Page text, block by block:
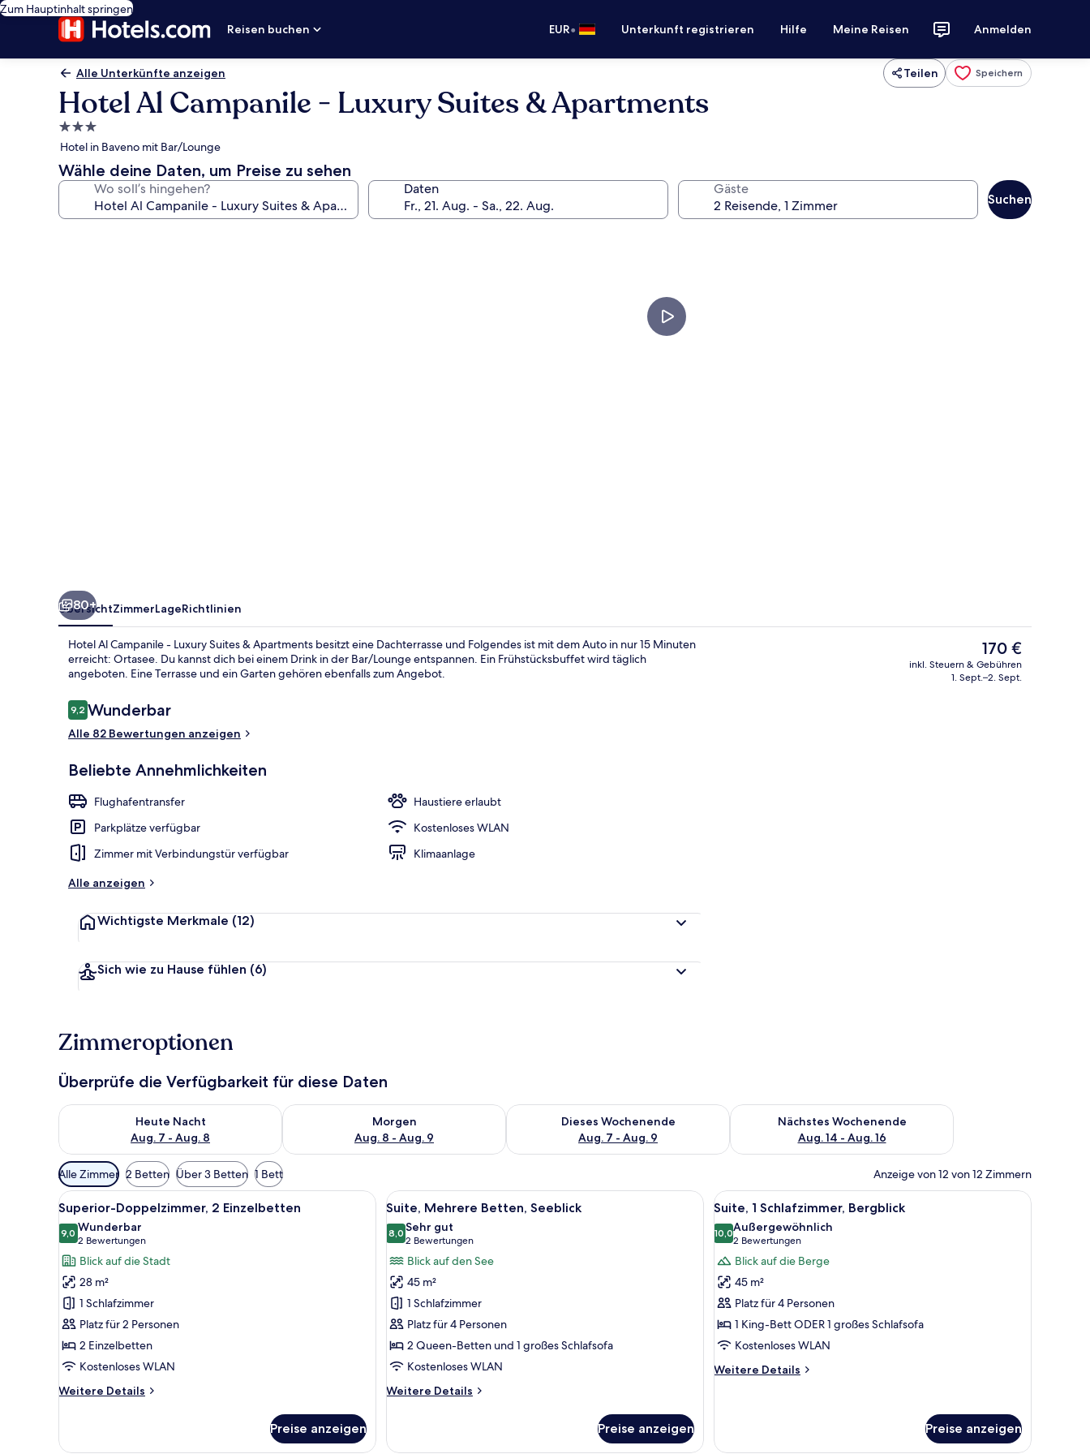
Zum Hauptinhalt springen
Reisen buchen
EUR• Unterkunft registrieren Hilfe Meine Reisen Anmelden
Alle Unterkünfte anzeigen Teilen Speichern
Hotel Al Campanile - Luxury Suites & Apartments
3.0-
Sterne-
Unterkunft
Hotel in Baveno mit Bar/Lounge
Wähle deine Daten, um Preise zu sehen
Wo soll’s hingehen? Daten Gäste
Suchen
Außenbereich
80+
ÜbersichtZimmerLageRichtlinien
Hotel Al Campanile - Luxury Suites & Apartments besitzt eine Dachterrasse und Folgendes ist mit dem Auto in nur 15 Minuten
erreicht: Ortasee. Du kannst dich bei einem Drink in der Bar/Lounge entspannen. Ein Frühstücksbuffet wird täglich
angeboten. Eine Terrasse und ein Garten gehören ebenfalls zum Angebot.
Bewertungen
9,29,2 von 10.
Wunderbar
Alle 82 Bewertungen anzeigen
Beliebte Annehmlichkeiten
Flughafentransfer
Haustiere erlaubt
Parkplätze verfügbar
Kostenloses WLAN
Zimmer mit Verbindungstür verfügbar
Klimaanlage
Alle anzeigen
Wichtigste Merkmale (12)
Sich wie zu Hause fühlen (6)
Der
aktuelle
Preis
170 €
inkl. Steuern & Gebühren
1. Sept.–2. Sept.
Zimmeroptionen
Überprüfe die Verfügbarkeit für diese Daten
Heute Nacht
Aug. 7 - Aug. 8
Überprüfe die Verfügbarkeit für heute Nacht, Aug. 7 - Aug. 8.
Morgen
Aug. 8 - Aug. 9
Überprüfe die Verfügbarkeit für morgen, Aug. 8 - Aug. 9.
Dieses Wochenende
Aug. 7 - Aug. 9
Überprüfe die Verfügbarkeit für dieses Wochenende, Aug. 7 - Aug. 9.
Nächstes Wochenende
Aug. 14 - Aug. 16
Überprüfe die Verfügbarkeit für nächstes Wochenende, Aug.
Verfügbare
Filter
für
Zimmer
Alle Zimmer 2 Betten Über 3 Betten 1 Bett Anzeige von 12 von 12 Zimmern
Alle
Fotos
für
Superior-
Doppelzimmer,
2 Einzelbetten
anzeigen
Ein Hotelzimmer mit einem Doppelbett, einem Schreibtisch mit Stuhl und einem Spiegel an der Wand.
9
Superior-Doppelzimmer, 2 Einzelbetten
9,09,0 von 10
Wunderbar
2 Bewertungen
(2
Bewertungen)
Blick auf die Stadt
28 m²
1 Schlafzimmer
Platz für 2 Personen
2 Einzelbetten
Kostenloses WLAN
Weitere Details
Weitere
Doppelzimmer,
Preise anzeigen
Alle
Fotos
für
Suite,
Mehrere
Betten,
Seeblick
anzeigen
Ein Hotelzimmer mit zwei Betten, einem roten Kopfteil, Nachttischlampen, einem kleinen Tisch mit einem
9
Suite, Mehrere Betten, Seeblick
8,08,0 von 10
Sehr gut
2 Bewertungen
(2
Bewertungen)
Blick auf den See
45 m²
1 Schlafzimmer
Platz für 4 Personen
2 Queen-Betten und 1 großes Schlafsofa
Kostenloses WLAN
Weitere Details
Weitere
Mehrere
Preise anzeigen
Alle
Fotos
für
Suite,
1
Schlafzimmer,
Bergblick
anzeigen
Ein modernes Wohnzimmer mit einer
9
Suite, 1 Schlafzimmer, Bergblick
10,010,0 von 10
Außergewöhnlich
2 Bewertungen
(2
Bewertungen)
Blick auf die Berge
45 m²
Platz für 4 Personen
1 King-Bett ODER 1 großes Schlafsofa
Kostenloses WLAN
Weitere Details
Weitere
Schlafzimmer,
Preise anzeigen